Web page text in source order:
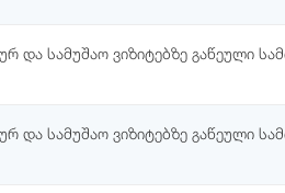
და სამუშაო ვიზიტებზე გაწეული
და სამუშაო ვიზიტებზე გაწეული